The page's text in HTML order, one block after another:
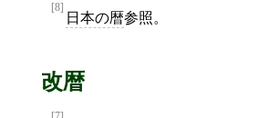
[8]
日本の暦参照。
改暦